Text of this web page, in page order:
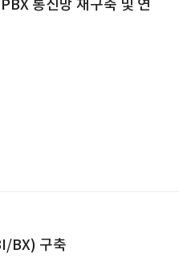
통신망 재구축 및 연
BX) 구축